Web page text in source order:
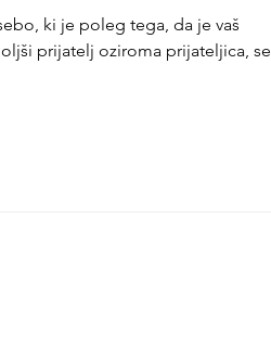
ki je poleg tega, da je vaš
prijatelj oziroma prijateljica, se